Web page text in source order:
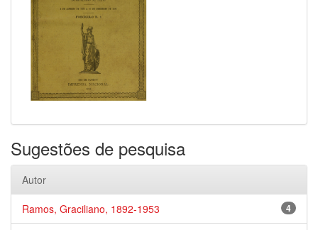
Sugestões de pesquisa
Autor
4
Ramos, Graciliano, 1892-1953